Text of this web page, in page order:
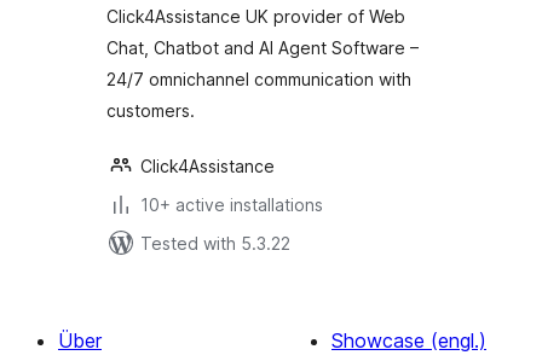
Click4Assistance UK provider of Web
Chat, Chatbot and AI Agent Software –
24/7 omnichannel communication with
customers.
Click4Assistance
10+ active installations
Tested with 5.3.22
Über
Showcase (engl.)